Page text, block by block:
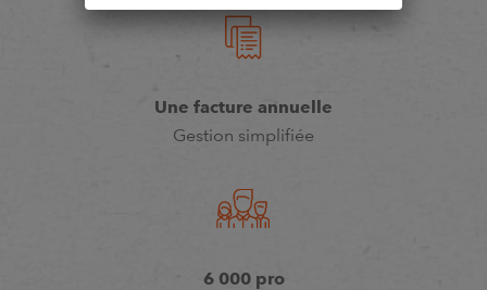
Une facture annuelle
Gestion simplifiée
6 000 pro